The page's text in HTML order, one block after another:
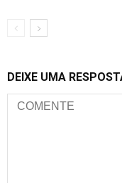
DEIXE UMA